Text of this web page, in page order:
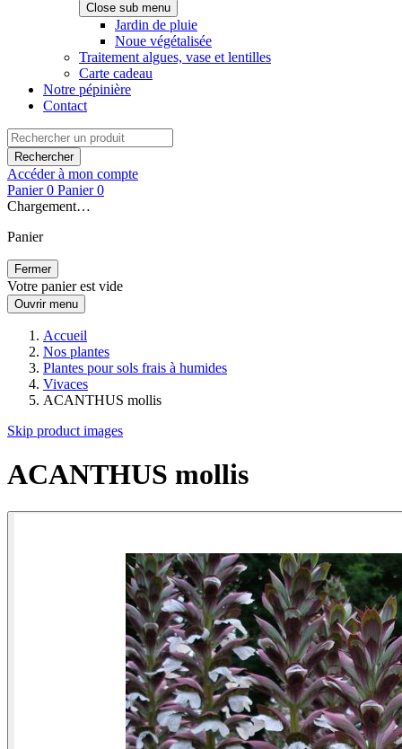
Close sub menu
Jardin de pluie
Noue végétalisée
Traitement algues, vase et lentilles
Carte cadeau
Notre pépinière
Contact
Rechercher
Accéder à mon compte
Panier 0 Panier 0
Chargement…
Panier
Fermer
Votre panier est vide
Ouvrir menu
Accueil
Nos plantes
Plantes pour sols frais à humides
Vivaces
ACANTHUS mollis
Skip product images
ACANTHUS mollis